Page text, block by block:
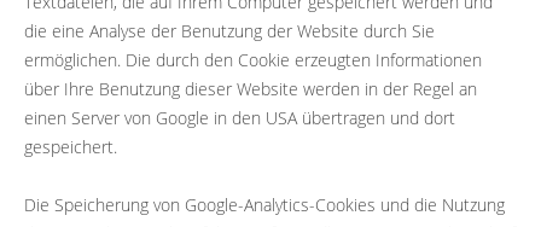
die eine Analyse der Benutzung der Website durch Sie
ermöglichen. Die durch den Cookie erzeugten Informationen
über Ihre Benutzung dieser Website werden in der Regel an
einen Server von Google in den USA übertragen und dort
gespeichert.
Die Speicherung von Google-Analytics-Cookies und die Nutzung